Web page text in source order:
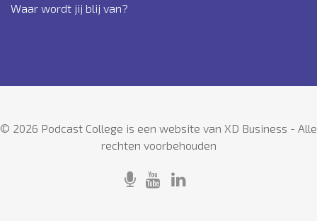
Waar wordt jij blij van?
© 2026 Podcast College is een website van XD Business - Alle
rechten voorbehouden